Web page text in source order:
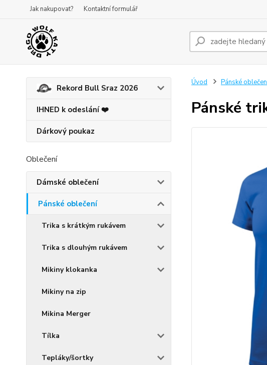
Jak nakupovat? Kontaktní formulář
Rekord Bull Sraz 2026
IHNED k odeslání ❤️
Dárkový poukaz
Oblečení
Dámské oblečení
Pánské oblečení
Trika s krátkým rukávem
Trika s dlouhým rukávem
Mikiny klokanka
Mikiny na zip
Mikina Merger
Tílka
Tepláky/šortky
Úvod Pánské
Pánské